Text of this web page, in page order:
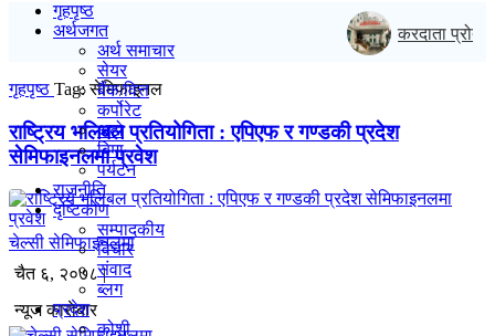
गृहपृष्ठ
अर्थजगत
अर्थ समाचार
सेयर
बैंक/वित्त
कर्पोरेट
अटो
बिमा
पर्यटन
राजनीति
दृष्टिकोण
सम्पादकीय
विचार
संवाद
ब्लग
प्रदेश
कोशी
करदाता
गृहपृष्ठ Tag:सेमिफाइनल
राष्ट्रिय भलिबल प्रतियोगिता : एपिएफ र गण्डकी प्रदेश
सेमिफाइनलमा प्रवेश
चेल्सी सेमिफाइनलमा
चैत ६, २०७८ |
न्यूज काराेबार